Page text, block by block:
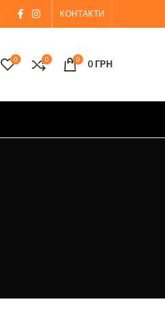
КОНТАКТИ
0 0 0 0ГРН